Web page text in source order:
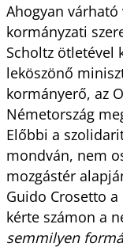
Ahogyan
kormányzati
Scholtz ötletével
leköszönő
kormányerő, az
Németország
Előbbi a
mondván, nem
mozgástér
Guido Crosetto
kérte számon a
semmilyen